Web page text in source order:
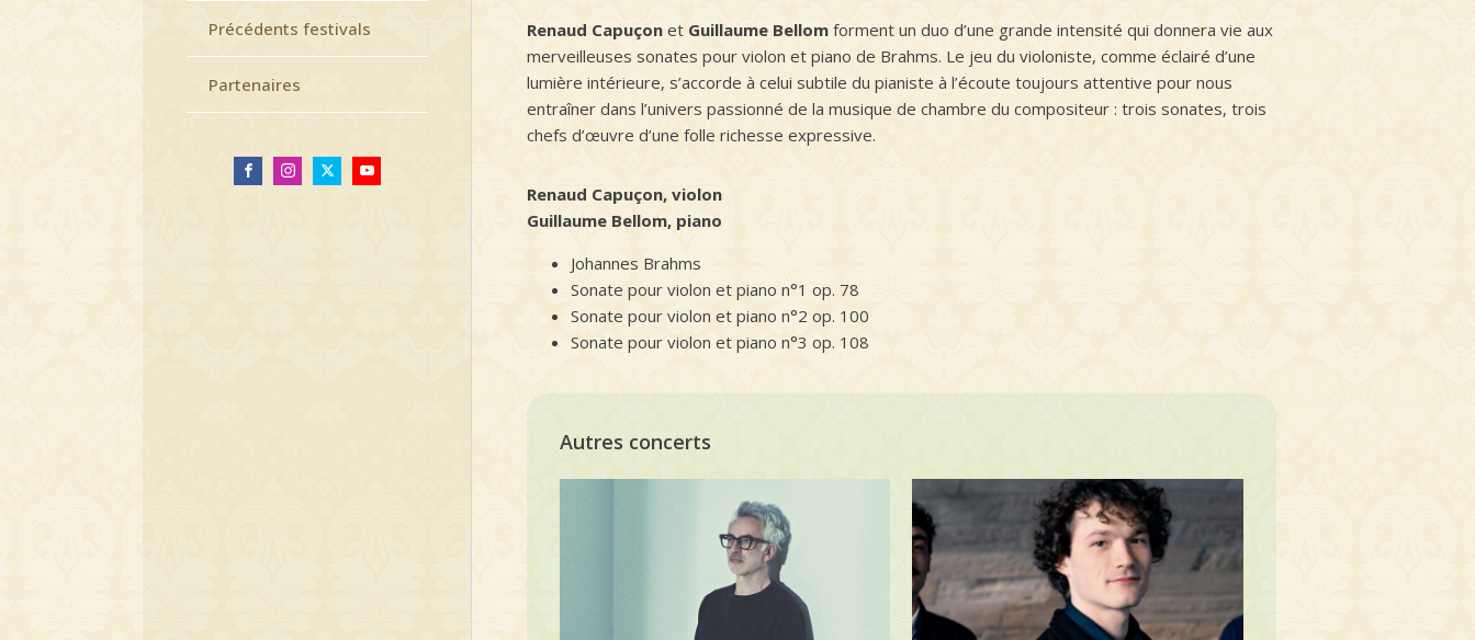
Précédents festivals
Partenaires
Renaud Capuçon et Guillaume Bellom forment un duo d’une grande intensité qui donnera vie aux
merveilleuses sonates pour violon et piano de Brahms. Le jeu du violoniste, comme éclairé d’une
lumière intérieure, s’accorde à celui subtile du pianiste à l’écoute toujours attentive pour nous
entraîner dans l’univers passionné de la musique de chambre du compositeur : trois sonates, trois
chefs d’œuvre d’une folle richesse expressive.
Renaud Capuçon, violon
Guillaume Bellom, piano
Johannes Brahms
Sonate pour violon et piano n°1 op. 78
Sonate pour violon et piano n°2 op. 100
Sonate pour violon et piano n°3 op. 108
Autres concerts